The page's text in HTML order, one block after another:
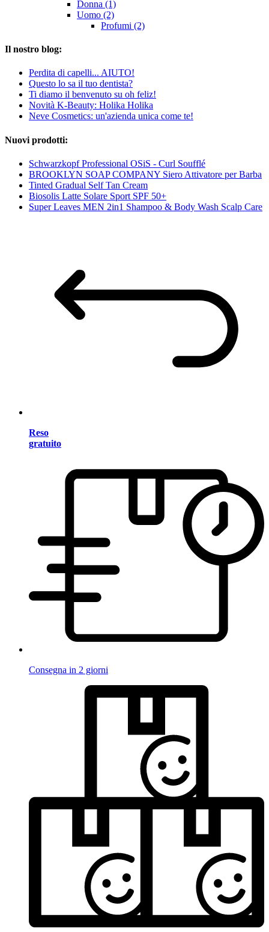
Donna (1)
Uomo (2)
Profumi (2)
Il nostro blog:
Perdita di capelli... AIUTO!
Questo lo sa il tuo dentista?
Ti diamo il benvenuto su oh feliz!
Novità K-Beauty: Holika Holika
Neve Cosmetics: un'azienda unica come te!
Nuovi prodotti:
Schwarzkopf Professional OSiS - Curl Soufflé
BROOKLYN SOAP COMPANY Siero Attivatore per Barba
Tinted Gradual Self Tan Cream
Biosolis Latte Solare Sport SPF 50+
Super Leaves MEN 2in1 Shampoo & Body Wash Scalp Care
Reso
gratuito
Consegna in 2 giorni